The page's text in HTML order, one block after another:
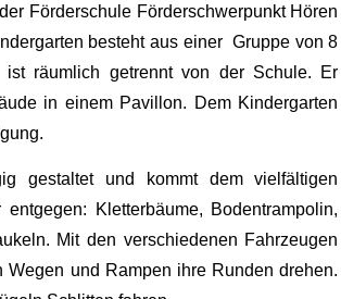
Förderschule Förderschwerpunkt Hören
besteht aus einer Gruppe von 8
räumlich getrennt von der Schule. Er
in einem Pavillon. Dem Kindergarten
gestaltet und kommt dem vielfältigen
Kletterbäume, Bodentrampolin,
Mit den verschiedenen Fahrzeugen
und Rampen ihre Runden drehen.